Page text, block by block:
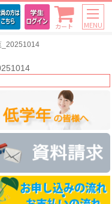
カート MENU
_20251014